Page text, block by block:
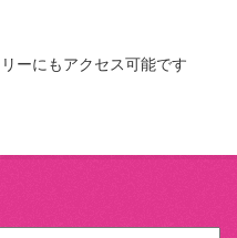
ーにもアクセス可能です